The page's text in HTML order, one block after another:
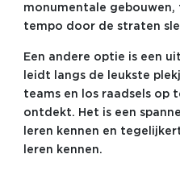
monumentale gebouwen,
tempo door de straten
Een andere optie is een
leidt langs de leukste
teams en los raadsels op
ontdekt. Het is een
leren kennen en
leren kennen.